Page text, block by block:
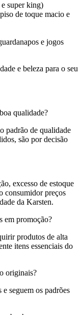
e super king)
de toque macio e
e jogos
e beleza para o seu
qualidade?
padrão de qualidade
são por decisão
excesso de estoque
consumidor preços
da Karsten.
em promoção?
produtos de alta
itens essenciais do
originais?
seguem os padrões